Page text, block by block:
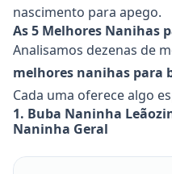
nascimento para apego.
As 5 Melhores Nanihas
Analisamos dezenas de
melhores nanihas para
Cada uma oferece algo
1. Buba Naninha
Naninha Geral